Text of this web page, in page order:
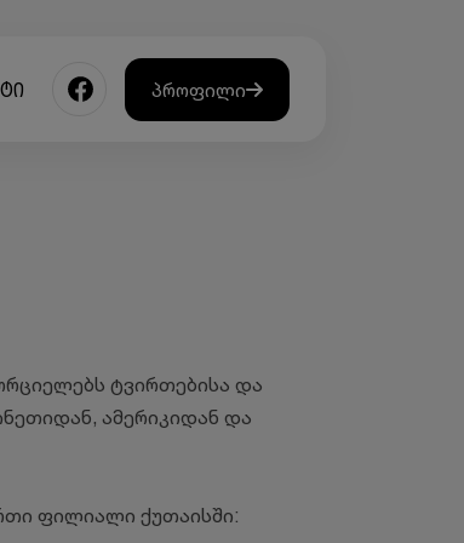
პროფილი
ტვირთებისა და
ამერიკიდან და
ფილიალი ქუთაისში: